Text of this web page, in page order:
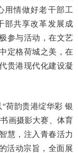
用情做好老干部工
部共享改革发展成
参与活动，在文艺
定格荷城之美，在
贵港现代化建设凝
荷韵贵港绽华彩 银
画摄影大赛、体育
慧，注入青春活力
活动宗旨，全面展